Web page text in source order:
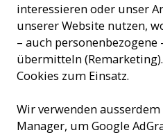
interessieren oder unser
unserer Website nutzen,
– auch personenbezogene
übermitteln
Cookies zum Einsatz.
Wir verwenden
Manager, um Google